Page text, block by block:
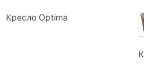
Кресло Optima